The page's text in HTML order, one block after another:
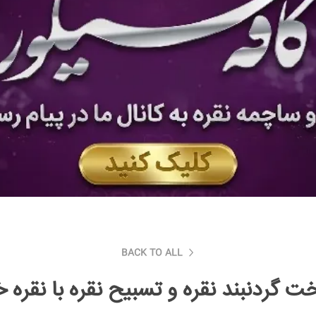
BACK TO ALL
گردنبند نقره و تسبیح نقره با نقره